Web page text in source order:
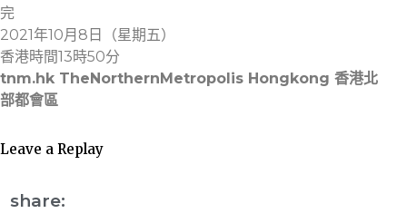
完
2021年10月8日（星期五）
香港時間13時50分
tnm.hk TheNorthernMetropolis Hongkong 香港北
部都會區
Leave a Replay
share: